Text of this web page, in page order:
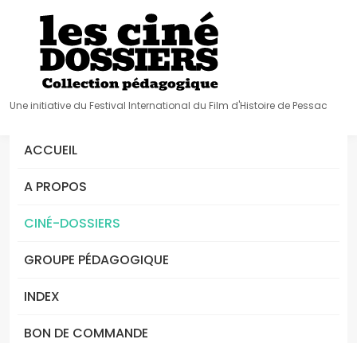
Une initiative du Festival International du Film d'Histoire de Pessac
ACCUEIL
A PROPOS
CINÉ-DOSSIERS
GROUPE PÉDAGOGIQUE
INDEX
BON DE COMMANDE